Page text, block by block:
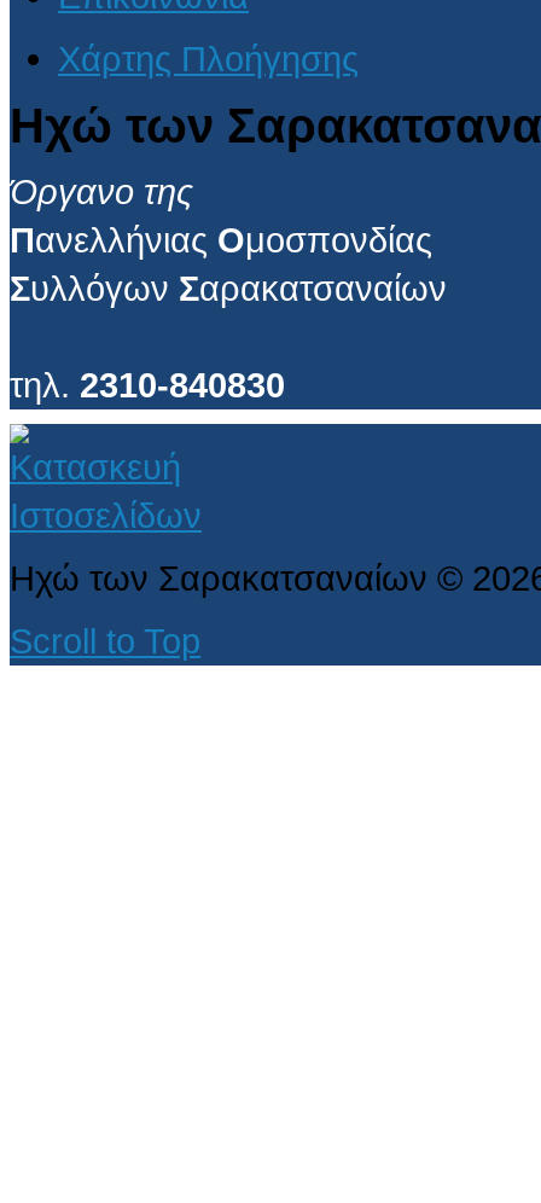
Χάρτης Πλοήγησης
Ηχώ των
Όργανο της
Πανελλήνιας Ομοσπονδίας
Συλλόγων Σαρακατσαναίων
τηλ. 2310-840830
Ηχώ των Σαρακατσαναίων ©
Scroll to Top